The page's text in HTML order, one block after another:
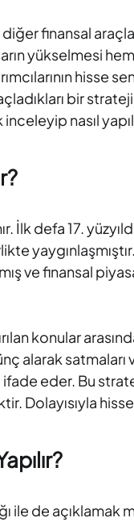
finansal
yükselmesi
hisse
bir
nasıl
İlk defa 17.
ve finansal
konular
alarak
eder. Bu
Dolayısıyla
ile de açıklamak